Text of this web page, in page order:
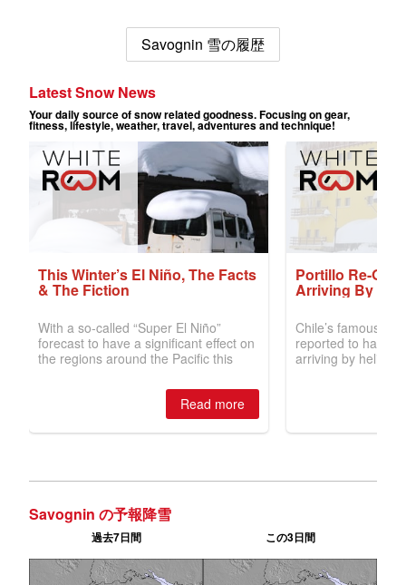
Savognin 雪の履歴
Savognin の予報降雪
過去7日間 この3日間